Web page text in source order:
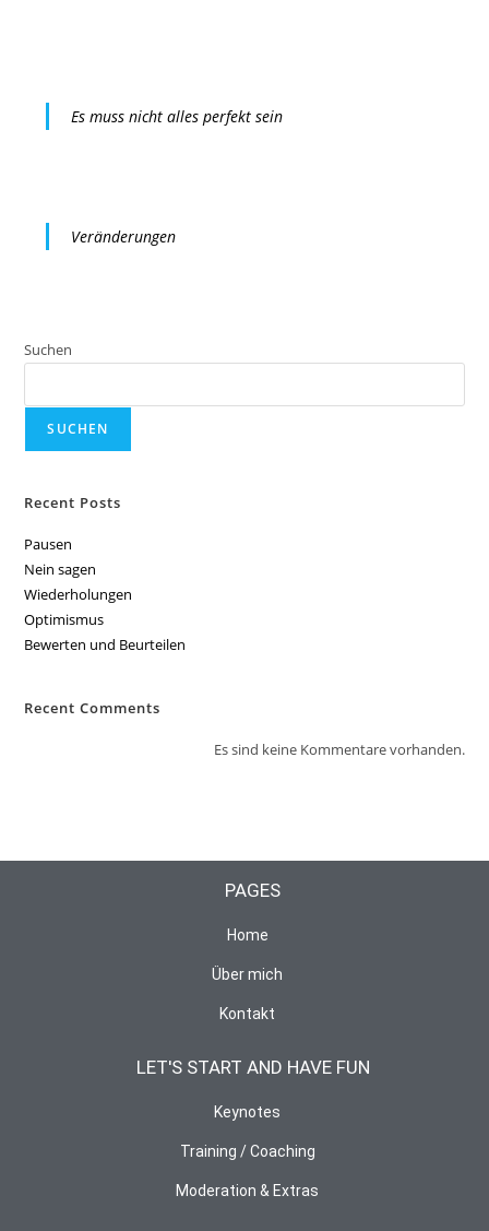
Es muss nicht alles perfekt sein
Veränderungen
Suchen
SUCHEN
Recent Posts
Pausen
Nein sagen
Wiederholungen
Optimismus
Bewerten und Beurteilen
Recent Comments
Es sind keine Kommentare vorhanden.
PAGES
Home
Über mich
Kontakt
LET'S START AND HAVE FUN
Keynotes
Training / Coaching
Moderation & Extras